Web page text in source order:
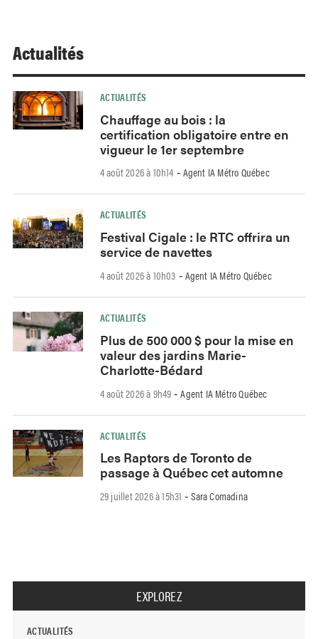
Actualités
ACTUALITÉS
Chauffage au bois : la
certification obligatoire entre en
vigueur le 1er septembre
4 août 2026 à 10h14 - Agent IA Métro Québec
ACTUALITÉS
Festival Cigale : le RTC offrira un
service de navettes
4 août 2026 à 10h03 - Agent IA Métro Québec
ACTUALITÉS
Plus de 500 000 $ pour la mise en
valeur des jardins Marie-
Charlotte-Bédard
4 août 2026 à 9h49 -Agent IA Métro Québec
ACTUALITÉS
Les Raptors de Toronto de
passage à Québec cet automne
29 juillet 2026 à 15h31 -Sara Comadina
EXPLOREZ
ACTUALITÉS